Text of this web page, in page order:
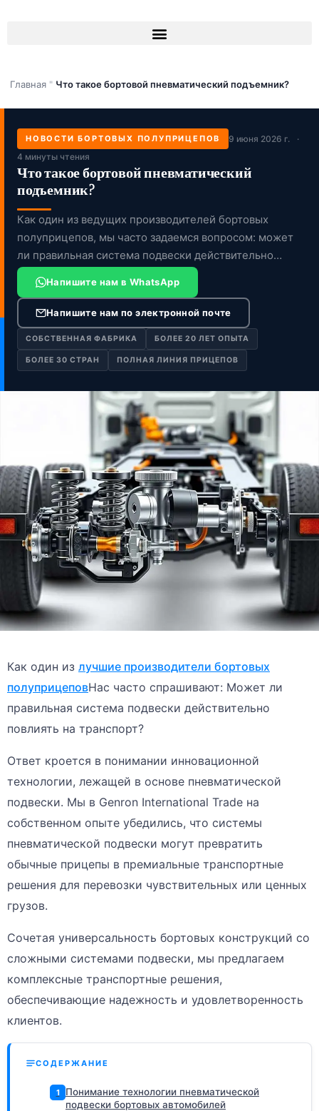
Главная " Что такое бортовой пневматический подъемник?
НОВОСТИ БОРТОВЫХ ПОЛУПРИЦЕПОВ
9 июня 2026 г.
4 минуты чтения
Что такое бортовой пневматический
подъемник?
Как один из ведущих производителей бортовых
полуприцепов, мы часто задаемся вопросом: может
ли правильная система подвески действительно
обеспечить […]
Напишите нам в WhatsApp
Напишите нам по электронной почте
СОБСТВЕННАЯ ФАБРИКА БОЛЕЕ 20 ЛЕТ ОПЫТА
БОЛЕЕ 30 СТРАН ПОЛНАЯ ЛИНИЯ ПРИЦЕПОВ
Как один из лучшие производители бортовых
полуприцеповНас часто спрашивают: Может ли
правильная система подвески действительно
повлиять на транспорт?
Ответ кроется в понимании инновационной
технологии, лежащей в основе пневматической
подвески. Мы в Genron International Trade на
собственном опыте убедились, что системы
пневматической подвески могут превратить
обычные прицепы в премиальные транспортные
решения для перевозки чувствительных или ценных
грузов.
Сочетая универсальность бортовых конструкций со
сложными системами подвески, мы предлагаем
комплексные транспортные решения,
обеспечивающие надежность и удовлетворенность
клиентов.
СОДЕРЖАНИЕ
1
Понимание технологии пневматической
подвески бортовых автомобилей